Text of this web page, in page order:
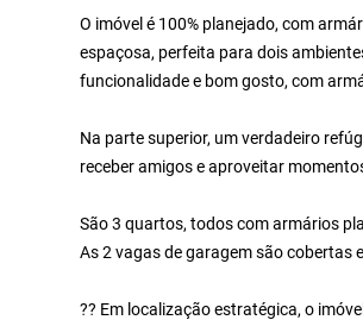
O imóvel é 100% planejado, com
espaçosa, perfeita para dois
funcionalidade e bom gosto, com
Na parte superior, um verdadeiro
receber amigos e aproveitar
São 3 quartos, todos com armários
As 2 vagas de garagem são cobertas
?? Em localização estratégica, o